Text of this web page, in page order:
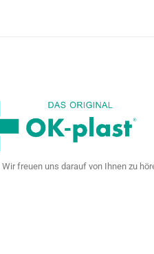
Wir freuen uns darauf von Ihnen zu